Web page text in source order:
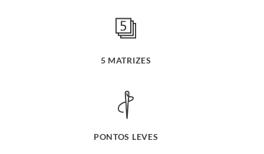
5 MATRIZES
PONTOS LEVES